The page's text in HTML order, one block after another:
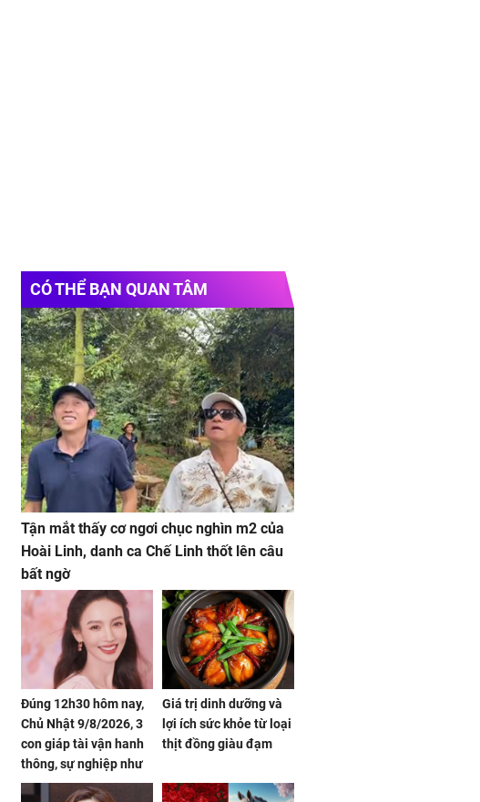
CÓ THỂ BẠN QUAN TÂM
Tận mắt thấy cơ ngơi chục nghìn m2 của
Hoài Linh, danh ca Chế Linh thốt lên câu
bất ngờ
Đúng 12h30 hôm nay,
Chủ Nhật 9/8/2026, 3
con giáp tài vận hanh
thông, sự nghiệp như
'cá chép hóa Rồng', vét
Giá trị dinh dưỡng và
lợi ích sức khỏe từ loại
thịt đồng giàu đạm